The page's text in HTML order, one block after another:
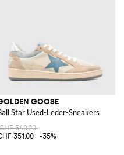
GOOSE
Star Used-Leder-Sneakers
540.00
351.00
-35%